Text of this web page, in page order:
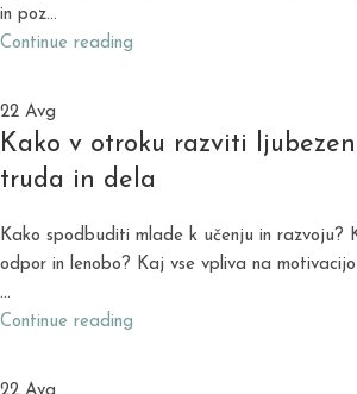
in poz...
Continue reading
22 Avg
Kako v otroku razviti
truda in dela
Kako spodbuditi mlade k učenju in razvoju?
odpor in lenobo? Kaj vse vpliva na
...
Continue reading